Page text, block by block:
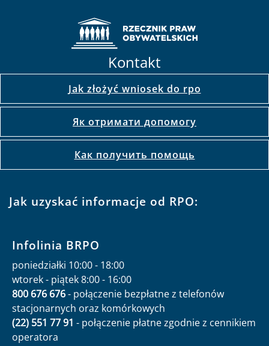
Kontakt
Jak złożyć wniosek do rpo
Як отримати допомогу
Как получить помощь
Jak uzyskać informacje od RPO:
Infolinia BRPO
poniedziałki 10:00 - 18:00
wtorek - piątek 8:00 - 16:00
800 676 676- połączenie bezpłatne z telefonów
stacjonarnych oraz komórkowych
(22) 551 77 91 - połączenie płatne zgodnie z cennikiem
operatora